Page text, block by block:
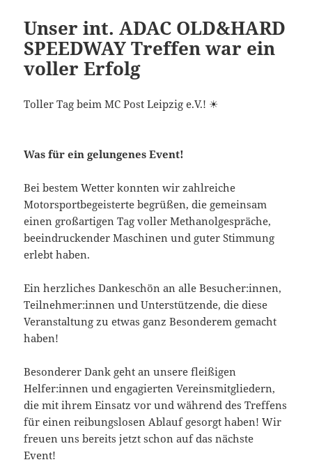
Unser int. ADAC OLD&HARD
SPEEDWAY Treffen war ein
voller Erfolg
Toller Tag beim MC Post Leipzig e.V.! ☀
Was für ein gelungenes Event!
Bei bestem Wetter konnten wir zahlreiche
Motorsportbegeisterte begrüßen, die gemeinsam
einen großartigen Tag voller Methanolgespräche,
beeindruckender Maschinen und guter Stimmung
erlebt haben.
Ein herzliches Dankeschön an alle Besucher:innen,
Teilnehmer:innen und Unterstützende, die diese
Veranstaltung zu etwas ganz Besonderem gemacht
haben!
Besonderer Dank geht an unsere fleißigen
Helfer:innen und engagierten Vereinsmitgliedern,
die mit ihrem Einsatz vor und während des Treffens
für einen reibungslosen Ablauf gesorgt haben! Wir
freuen uns bereits jetzt schon auf das nächste
Event!